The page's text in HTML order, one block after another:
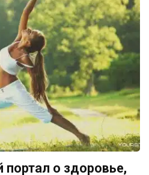
портал о здоровье,